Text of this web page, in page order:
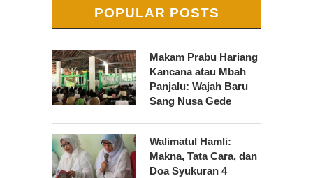
POPULAR POSTS
Makam Prabu Hariang
Kancana atau Mbah
Panjalu: Wajah Baru
Sang Nusa Gede
Walimatul Hamli:
Makna, Tata Cara, dan
Doa Syukuran 4